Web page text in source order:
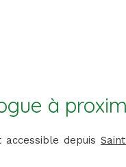
à
depuis